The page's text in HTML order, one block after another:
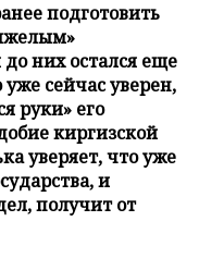
подготовить
них остался еще
сейчас уверен,
руки» его
киргизской
уверяет, что уже
и
получит от